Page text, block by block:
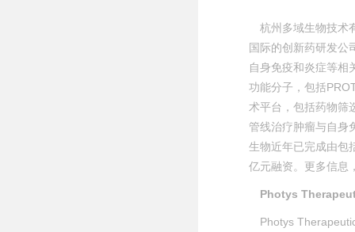
杭州多域生物技术
国际的创新药研发公
自身免疫和炎症等相
功能分子，包括
术平台，包括药物筛
管线治疗肿瘤与自身
生物近年已完成由包
亿元融资。更多信息
Photys
Photys